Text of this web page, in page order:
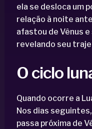
ela se desloca um
relação à noite
afastou de Vênus
revelando seu
O ciclo
Quando ocorre a
Nos dias
passa próxima de